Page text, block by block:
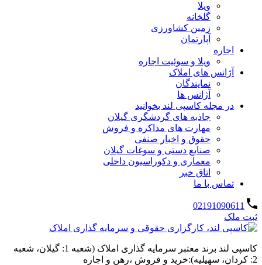
ویلا
گلخانه
زمین کشاورزی
آپارتمان
اجاره
ویلا و سوئیت اجاره
آژانس های املاک
نمایندگان
آژانس ها
در مجله کاسپی لند بخوانید
جاذبه های گردشگری گیلان
مهارت های مذاکره و فروش
حقوق و اخبار صنفی
صنایع دستی و سوغات گیلان
معماری و دکوراسیون داخلی
اتاق خبر
تماس با ما
02191090611
ثبت ملک
کاسپی لند برند معتبر سرمایه گذاری املاک (شعبه 1: گیلان، شعبه
2: کردان، سهیلیه):خرید و فروش ،رهن و اجاره